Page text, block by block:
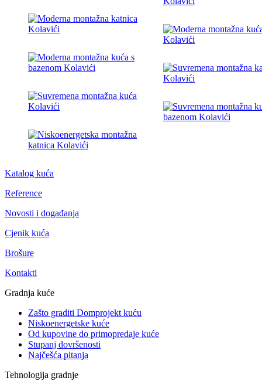
Katalog kuća
Reference
Novosti i događanja
Cjenik kuća
Brošure
Kontakti
Gradnja kuće
Zašto graditi Domprojekt kuću
Niskoenergetske kuće
Od kupovine do primopredaje kuće
Stupanj dovršenosti
Najčešća pitanja
Tehnologija gradnje